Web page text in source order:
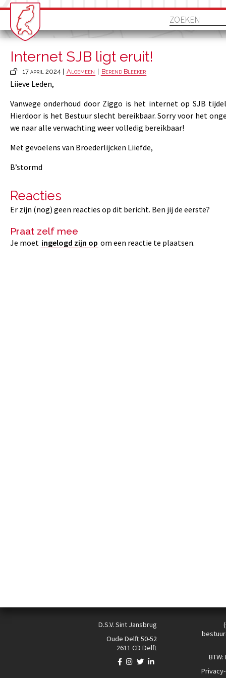
Internet SJB ligt eruit!
17 april 2024 | Algemeen Berend Bleeker
Liieve Leden,
Vanwege onderhoud door Ziggo is het internet op SJB
Hierdoor is het Bestuur slecht bereikbaar. Sorry voor het
we naar alle verwachting weer volledig bereikbaar!
Met gevoelens van Broederlijcken Liiefde,
B’stormd
Reacties
Er zijn (nog) geen reacties op dit bericht. Ben jij de eerste?
Praat zelf mee
Je moet ingelogd zijn op om een reactie te plaatsen.
D.S.V. Sint Jansbrug
Oude Delft 50-52
2611 CD Delft